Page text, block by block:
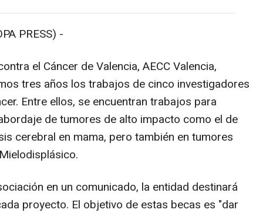
PRESS) -
el Cáncer de Valencia, AECC Valencia,
tres años los trabajos de cinco investigadores
Entre ellos, se encuentran trabajos para
de tumores de alto impacto como el de
cerebral en mama, pero también en tumores
en un comunicado, la entidad destinará
proyecto. El objetivo de estas becas es "dar